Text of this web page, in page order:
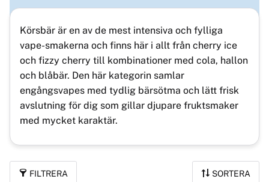
Körsbär är en av de mest intensiva och fylliga
vape-smakerna och finns här i allt från cherry ice
och fizzy cherry till kombinationer med cola, hallon
och blåbär. Den här kategorin samlar
engångsvapes med tydlig bärsötma och lätt frisk
avslutning för dig som gillar djupare fruktsmaker
med mycket karaktär.
FILTRERA SORTERA